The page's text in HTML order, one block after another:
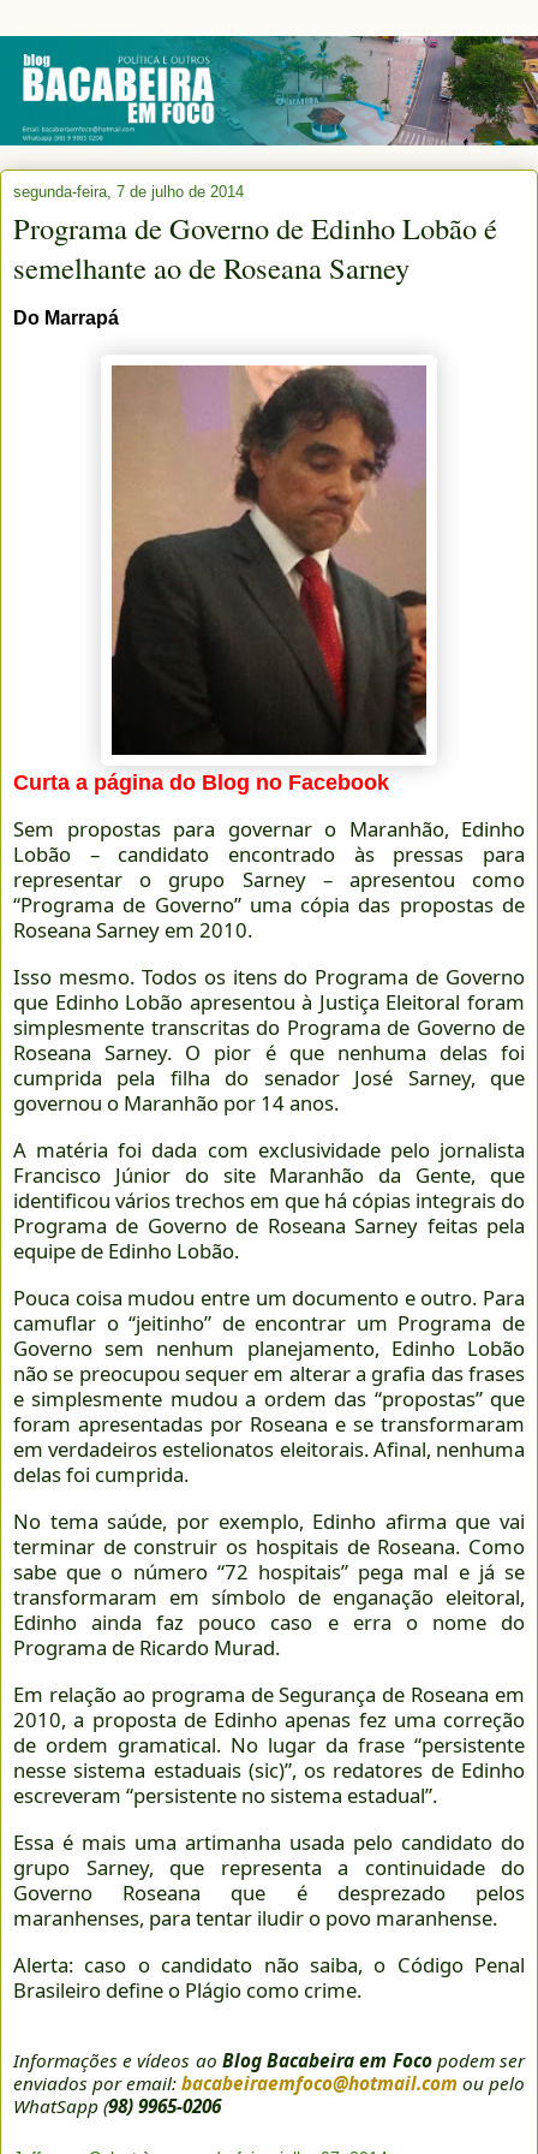
segunda-feira, 7 de julho de 2014
Programa de Governo de Edinho Lobão é
semelhante ao de Roseana Sarney
Do Marrapá
Curta a página do Blog no Facebook
Sem propostas para governar o Maranhão, Edinho
Lobão – candidato encontrado às pressas para
representar o grupo Sarney – apresentou como
“Programa de Governo” uma cópia das propostas de
Roseana Sarney em 2010.
Isso mesmo. Todos os itens do Programa de Governo
que Edinho Lobão apresentou à Justiça Eleitoral foram
simplesmente transcritas do Programa de Governo de
Roseana Sarney. O pior é que nenhuma delas foi
cumprida pela filha do senador José Sarney, que
governou o Maranhão por 14 anos.
A matéria foi dada com exclusividade pelo jornalista
Francisco Júnior do site Maranhão da Gente, que
identificou vários trechos em que há cópias integrais do
Programa de Governo de Roseana Sarney feitas pela
equipe de Edinho Lobão.
Pouca coisa mudou entre um documento e outro. Para
camuflar o “jeitinho” de encontrar um Programa de
Governo sem nenhum planejamento, Edinho Lobão
não se preocupou sequer em alterar a grafia das frases
e simplesmente mudou a ordem das “propostas” que
foram apresentadas por Roseana e se transformaram
em verdadeiros estelionatos eleitorais. Afinal, nenhuma
delas foi cumprida.
No tema saúde, por exemplo, Edinho afirma que vai
terminar de construir os hospitais de Roseana. Como
sabe que o número “72 hospitais” pega mal e já se
transformaram em símbolo de enganação eleitoral,
Edinho ainda faz pouco caso e erra o nome do
Programa de Ricardo Murad.
Em relação ao programa de Segurança de Roseana em
2010, a proposta de Edinho apenas fez uma correção
de ordem gramatical. No lugar da frase “persistente
nesse sistema estaduais (sic)”, os redatores de Edinho
escreveram “persistente no sistema estadual”.
Essa é mais uma artimanha usada pelo candidato do
grupo Sarney, que representa a continuidade do
Governo Roseana que é desprezado pelos
maranhenses, para tentar iludir o povo maranhense.
Alerta: caso o candidato não saiba, o Código Penal
Brasileiro define o Plágio como crime.
Informações e vídeos ao Blog Bacabeira em Focopodem ser
enviados por email: bacabeiraemfoco@hotmail.com ou pelo
WhatSapp (98) 9965-0206